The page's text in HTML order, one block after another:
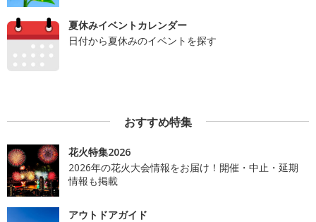
夏休みイベントカレンダー
日付から夏休みのイベントを探す
おすすめ特集
花火特集2026
2026年の花火大会情報をお届け！開催・中止・延期
情報も掲載
アウトドアガイド